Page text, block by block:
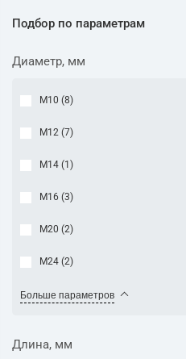
Подбор по параметрам
Диаметр, мм
М10 (8)
М12 (7)
М14 (1 )
М16 (3)
М20 (2)
М24 (2)
Больше параметров
Длина, мм